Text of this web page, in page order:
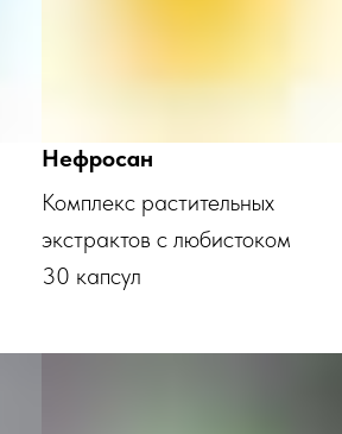
Нефросан
Комплекс растительных
экстрактов с любистоком
30 капсул